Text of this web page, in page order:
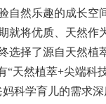
自然乐趣的成长空
就将优质、天然
选择了源自天然植
“天然植萃+尖端
科学育儿的需求深